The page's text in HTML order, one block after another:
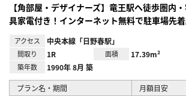
【角部屋・デザイナーズ】竜王駅へ徒歩圏内
具家電付き！インターネット無料で駐車場先着
アクセス 中央本線「日野春駅」
間取り 1R 面積 17.39m²
築年数 1990年 8月 築
プラン名・期間 月額目安